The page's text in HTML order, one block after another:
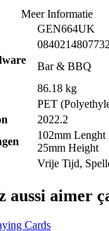
Meer Informatie
GEN664UK
0840214807732
Bar & BBQ
86.18 kg
PET
2022.2
102mm
25mm Height
Vrije Tijd,
aussi aimer